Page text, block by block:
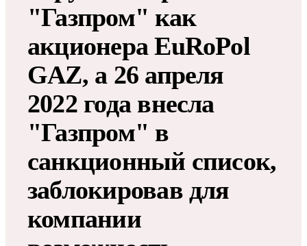
"Газпром" как
акционера EuRoPol
GAZ, а 26 апреля
2022 года внесла
"Газпром" в
санкционный список,
заблокировав для
компании